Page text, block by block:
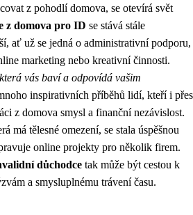
z pohodlí domova, se otevírá svět
z domova pro ID se stává stále
ať už se jedná o administrativní podporu,
marketing nebo kreativní činnosti.
vás baví a odpovídá vašim
inspirativních příběhů lidí, kteří i přes
z domova smysl a finanční nezávislost.
má tělesné omezení, se stala úspěšnou
online projekty pro několik firem.
důchodce tak může být cestou k
a smysluplnému trávení času.